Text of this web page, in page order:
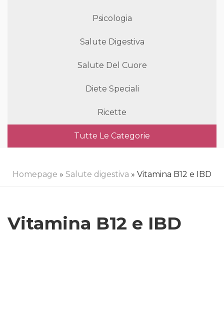
Psicologia
Salute Digestiva
Salute Del Cuore
Diete Speciali
Ricette
Tutte Le Categorie
Homepage » Salute digestiva » Vitamina B12 e IBD
Vitamina B12 e IBD